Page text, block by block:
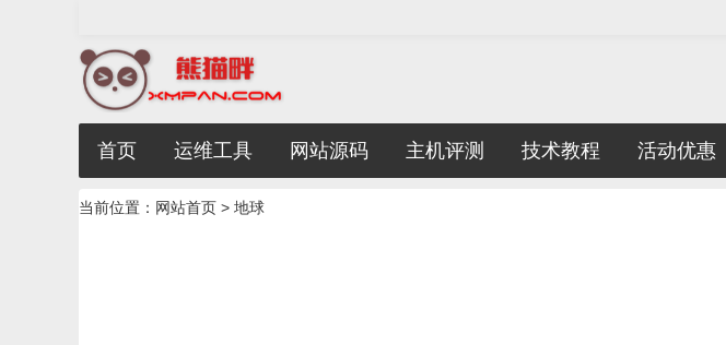
首页 运维工具 网站源码 主机评测 技术教程 活动优惠
当前位置： 网站首页 > 地球